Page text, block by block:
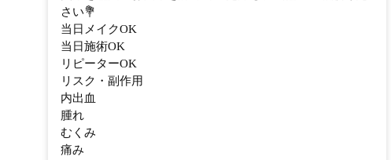
さい💐
当日メイクOK
当日施術OK
リピーターOK
リスク・副作用
内出血
腫れ
むくみ
痛み